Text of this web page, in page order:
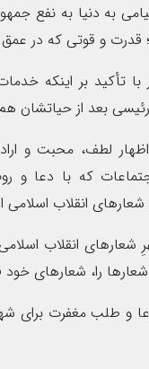
به دنیا به نفع
و قوتی که در عمق
با تأکید بر اینکه
بعد از حیاتشان
لطف، محبت و
که با دعا و
انقلاب
انقلاب
را، شعارهای خود
و طلب مغفرت برای